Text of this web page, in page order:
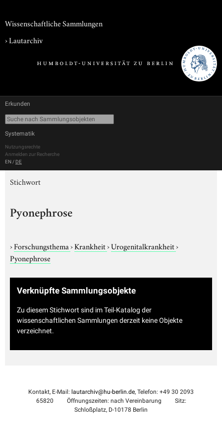
Wissenschaftliche Sammlungen
›Lautarchiv
Erkunden
Systematik
Nutzungsrechte
Anmelden zur Recherche
EN / DE
Stichwort
Pyonephrose
›Forschungsthema›Krankheit›Urogenitalkrankheit›
Pyonephrose
Verknüpfte Sammlungsobjekte
Zu diesem Stichwort sind im Teil-Katalog der
wissenschaftlichen Sammlungen derzeit keine Objekte
verzeichnet.
Kontakt, E-Mail: lautarchiv@hu-berlin.de, Telefon: +49 30 2093
65820
Öffnungszeiten: nach Vereinbarung
Sitz:
Schloßplatz, D-10178 Berlin